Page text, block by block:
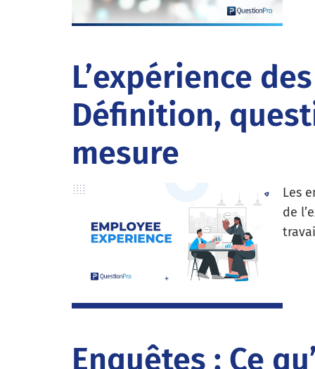
L’expérience
Définition,
mesure
Les
de
Enquêtes : Ce